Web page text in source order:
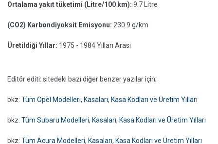
Ortalama yakıt tüketimi (Litre/100 km): 9.7 Litre
(CO2) Karbondiyoksit Emisyonu: 230.9 g/km
Üretildiği Yıllar: 1975 - 1984 Yılları Arası
Editör editi: sitedeki bazı diğer benzer yazılar için;
bkz: Tüm Opel Modelleri, Kasaları, Kasa Kodları ve Üretim Yılları
bkz: Tüm Subaru Modelleri, Kasaları, Kasa Kodları ve Üretim Yılları
bkz: Tüm Acura Modelleri, Kasaları, Kasa Kodları ve Üretim Yılları